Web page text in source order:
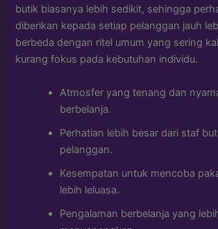
butik biasanya lebih sedikit, sehingga
diberikan kepada setiap pelanggan jauh
berbeda dengan ritel umum yang sering
kurang fokus pada kebutuhan individu.
Atmosfer yang tenang dan
berbelanja.
Perhatian lebih besar dari staf
pelanggan.
Kesempatan untuk mencoba
lebih leluasa.
Pengalaman berbelanja yang